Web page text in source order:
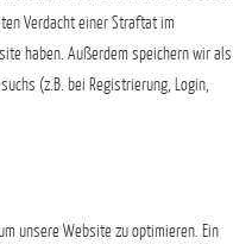
Verdacht einer Straftat im
haben. Außerdem speichern wir als
(z.B. bei Registrierung, Login,
unsere Website zu optimieren. Ein